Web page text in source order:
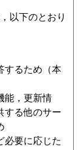
以下のとおり
するため（本
能，更新情
する他のサー
必要に応じた